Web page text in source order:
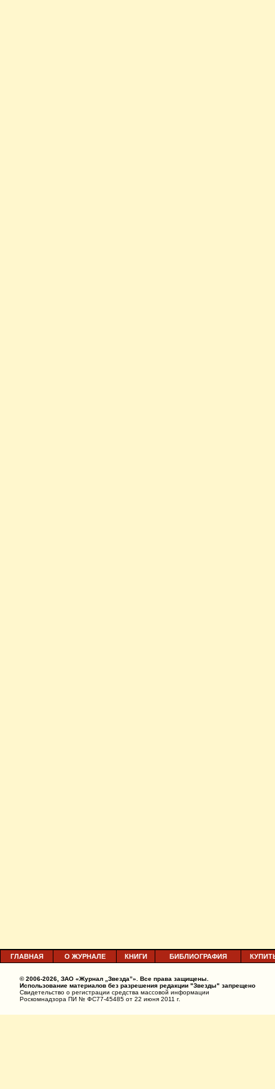
ГЛАВНАЯ О ЖУРНАЛЕ КНИГИ БИБЛИОГРАФИЯ
© 2006-2026, ЗАО «Журнал „Звезда”». Все права защищены.
Использование материалов без разрешения редакции "Звезды" запрещено
Свидетельство о регистрации средства массовой информации
Роскомнадзора ПИ № ФС77-45485 от 22 июня 2011 г.